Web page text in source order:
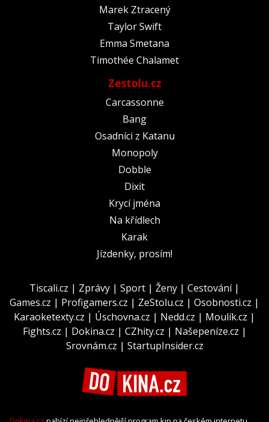
Marek Ztracený
Taylor Swift
Emma Smetana
Timothée Chalamet
Zestolu.cz
Carcassonne
Bang
Osadníci z Katanu
Monopoly
Dobble
Dixit
Krycí jména
Na křídlech
Karak
Jízdenky, prosím!
Tiscali.cz | Zprávy | Sport | Ženy | Cestování|
Games.cz | Profigamers.cz | ZeStolu.cz | Osobnosti.cz |
Karaoketexty.cz | Úschovna.cz | Nedd.cz | Moulík.cz |
Fights.cz | Dokina.cz | CZhity.cz | Našepeníze.cz |
Srovnám.cz | StartupInsider.cz